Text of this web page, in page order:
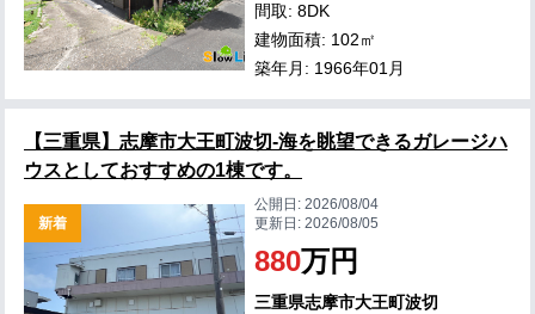
間取: 8DK
建物面積: 102㎡
築年月: 1966年01月
【三重県】志摩市大王町波切-海を眺望できるガレージハ
ウスとしておすすめの1棟です。
新着
公開日:2026/08/04
更新日:2026/08/05
880万円
三重県志摩市大王町波切